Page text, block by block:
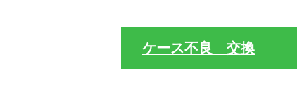
ケース不良 交換